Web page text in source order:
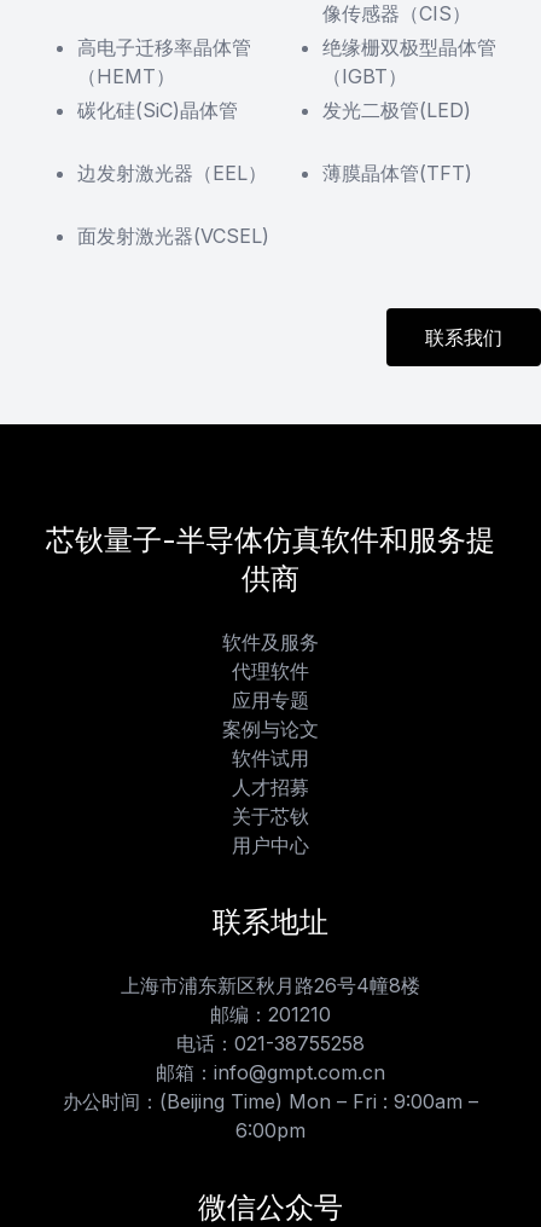
高电子迁移率晶体管
（HEMT）
碳化硅(SiC)晶体管
边发射激光器（EEL）
面发射激光器(VCSEL)
像传感器（CIS）
绝缘栅双极型晶体管
（IGBT）
发光二极管(LED)
薄膜晶体管(TFT)
联系我们
芯钬量子-半导体仿真软件和服务提
供商
软件及服务
代理软件
应用专题
案例与论文
软件试用
人才招募
关于芯钬
用户中心
联系地址
上海市浦东新区秋月路26号4幢8楼
邮编：201210
电话：021-38755258
邮箱：info@gmpt.com.cn
办公时间：(Beijing Time) Mon – Fri : 9:00am –
6:00pm
微信公众号